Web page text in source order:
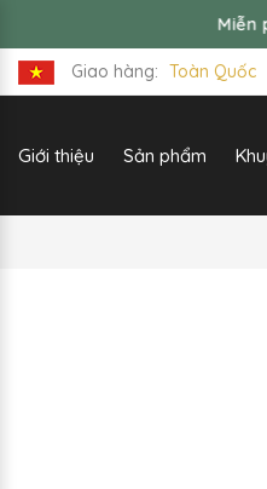
Miễn phí
Giao hàng: Toàn Quốc
Giới thiệu Sản phẩm